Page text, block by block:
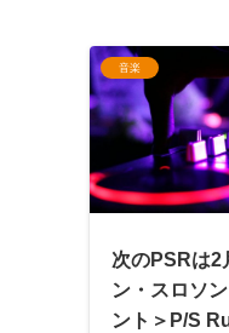
音楽
次のPSRは2
ン・スロソ
ント＞P/S